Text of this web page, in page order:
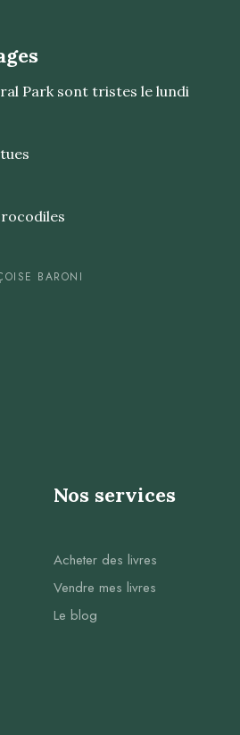
Park sont tristes le lundi
BARONI
Nos services
Acheter des livres
Vendre mes livres
Le blog